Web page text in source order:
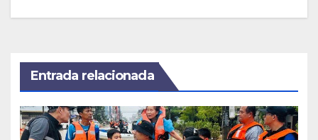
Entrada relacionada